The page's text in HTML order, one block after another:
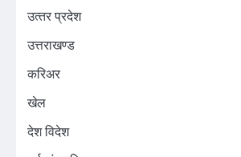
उत्‍तर प्रदेश
उत्तराखण्ड
करिअर
खेल
देश विदेश